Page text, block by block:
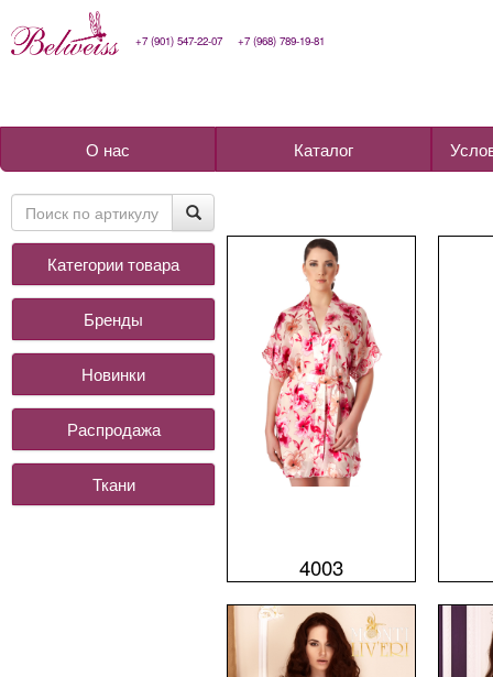
+7 (901) 547-22-07 +7 (968) 789-19-81
О нас Каталог
Категории товара
Бренды
Новинки
Распродажа
Ткани
4003